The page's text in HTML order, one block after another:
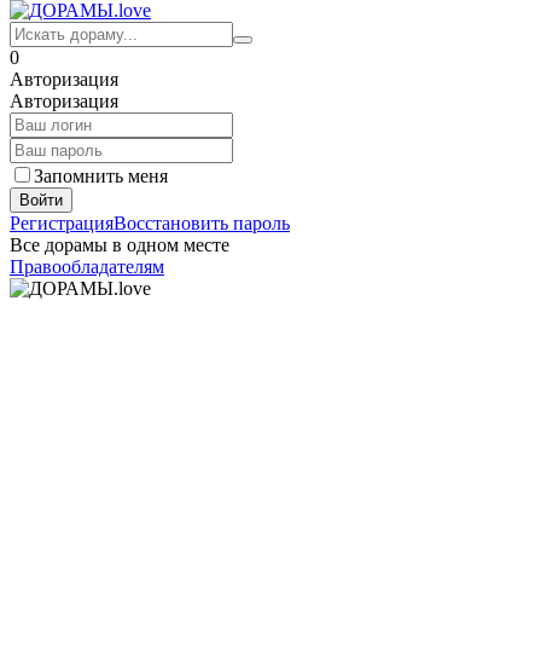
0
Авторизация
Авторизация
Запомнить меня
Войти
РегистрацияВосстановить пароль
Все дорамы в одном месте
Правообладателям